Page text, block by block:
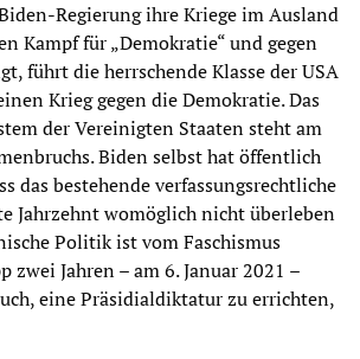
Regierung ihre Kriege im Ausland
Kampf für „Demokratie“ und gegen
führt die herrschende Klasse der USA
Krieg gegen die Demokratie. Das
der Vereinigten Staaten steht am
Biden selbst hat öffentlich
das bestehende verfassungsrechtliche
Jahrzehnt womöglich nicht überleben
Politik ist vom Faschismus
zwei Jahren – am 6. Januar 2021 –
eine Präsidialdiktatur zu errichten,